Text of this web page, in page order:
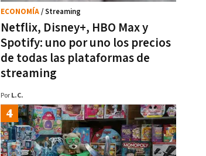
Netflix, Disney+, HBO Max y
Spotify: uno por uno los precios
de todas las plataformas de
streaming
ECONOMÍA/ Streaming
Por L.C.